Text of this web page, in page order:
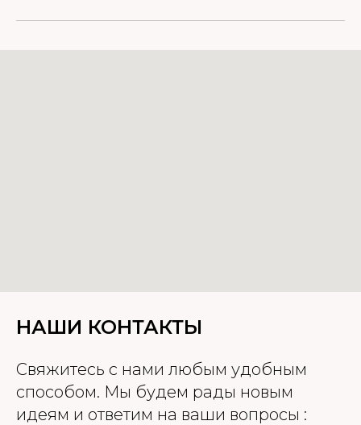
НАШИ КОНТАКТЫ
Cвяжитесь с нами любым удобным
способом. Мы будем рады новым
идеям и ответим на ваши вопросы :